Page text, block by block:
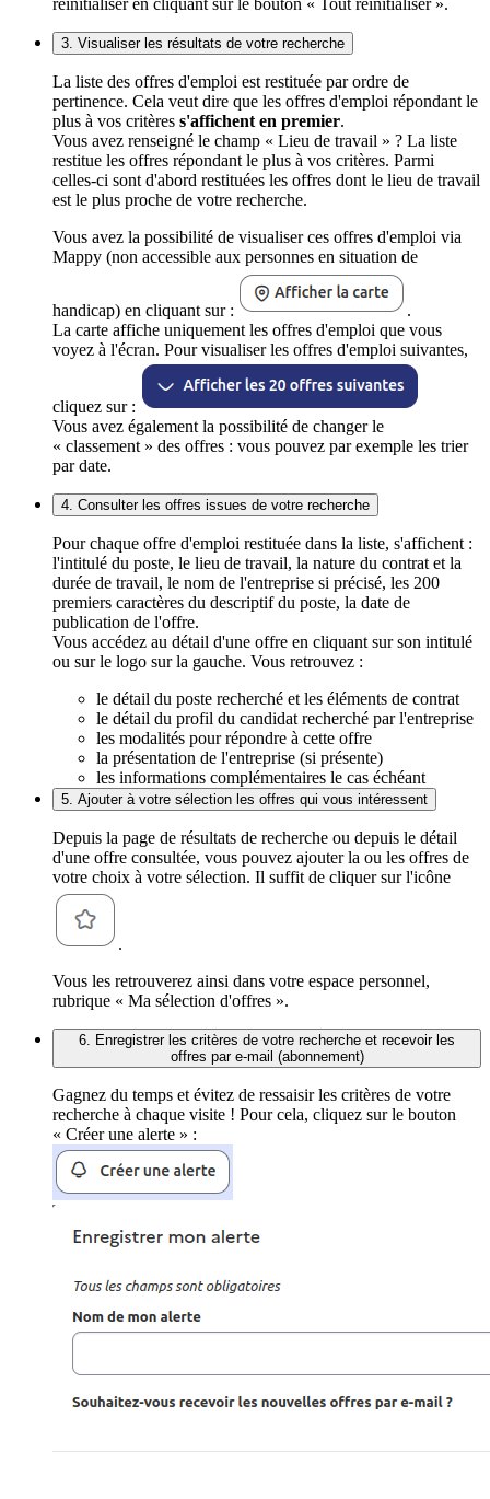
3. Visualiser les résultats de votre recherche
La liste des offres d'emploi est restituée par ordre de
pertinence. Cela veut dire que les offres d'emploi répondant le
plus à vos critères s'affichent en premier.
Vous avez renseigné le champ « Lieu de travail » ? La liste
restitue les offres répondant le plus à vos critères. Parmi
celles-ci sont d'abord restituées les offres dont le lieu de travail
est le plus proche de votre recherche.
Vous avez la possibilité de visualiser ces offres d'emploi via
Mappy (non accessible aux personnes en situation de
handicap) en cliquant sur :
.
La carte affiche uniquement les offres d'emploi que vous
voyez à l'écran. Pour visualiser les offres d'emploi suivantes,
cliquez sur :
Vous avez également la possibilité de changer le
« classement » des offres : vous pouvez par exemple les trier
par date.
4. Consulter les offres issues de votre recherche
Pour chaque offre d'emploi restituée dans la liste, s'affichent :
l'intitulé du poste, le lieu de travail, la nature du contrat et la
durée de travail, le nom de l'entreprise si précisé, les 200
premiers caractères du descriptif du poste, la date de
publication de l'offre.
Vous accédez au détail d'une offre en cliquant sur son intitulé
ou sur le logo sur la gauche. Vous retrouvez :
le détail du poste recherché et les éléments de contrat
le détail du profil du candidat recherché par l'entreprise
les modalités pour répondre à cette offre
la présentation de l'entreprise (si présente)
les informations complémentaires le cas échéant
5. Ajouter à votre sélection les offres qui vous intéressent
Depuis la page de résultats de recherche ou depuis le détail
d'une offre consultée, vous pouvez ajouter la ou les offres de
votre choix à votre sélection. Il suffit de cliquer sur l'icône
.
Vous les retrouverez ainsi dans votre espace personnel,
rubrique « Ma sélection d'offres ».
6. Enregistrer les critères de votre recherche et recevoir les
offres par e-mail (abonnement)
Gagnez du temps et évitez de ressaisir les critères de votre
recherche à chaque visite ! Pour cela, cliquez sur le bouton
« Créer une alerte » :